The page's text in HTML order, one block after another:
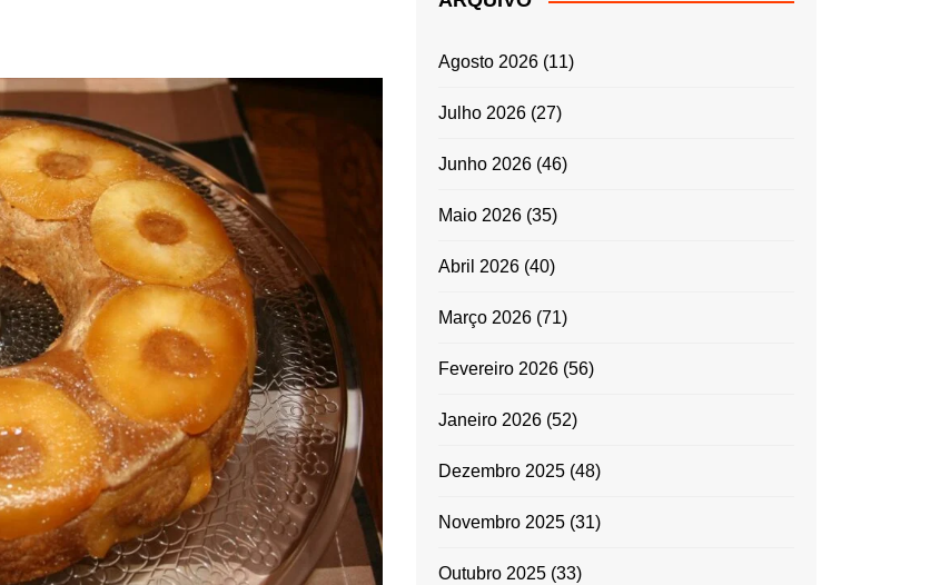
ENTRADAS E
GRATINADOS
MASSAS
TEMPEROS
MICRO-ONDAS
PORTUGUESA
Agosto 2026 (11)
Julho 2026 (27)
Junho 2026 (46)
Maio 2026 (35)
Abril 2026 (40)
Março 2026 (71)
Fevereiro 2026 (56)
Janeiro 2026 (52)
Dezembro 2025 (48)
Novembro 2025 (31)
Outubro 2025 (33)